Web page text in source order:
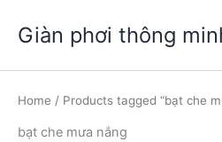
dung
Giàn phơi thông
Home / Products tagged “bạt che
bạt che mưa nắng